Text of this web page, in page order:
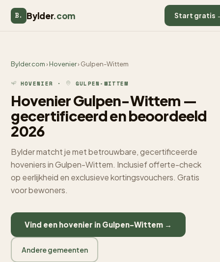
B. Bylder.com Start gratis
Bylder.com›Hovenier› Gulpen-Wittem
HOVENIER · GULPEN-WITTEM
Hovenier Gulpen-Wittem —
gecertificeerd en beoordeeld
2026
Bylder matcht je met betrouwbare, gecertificeerde
hoveniers in Gulpen-Wittem. Inclusief offerte-check
op eerlijkheid en exclusieve kortingsvouchers. Gratis
voor bewoners.
Vind een hovenier in Gulpen-Wittem →
Andere gemeenten